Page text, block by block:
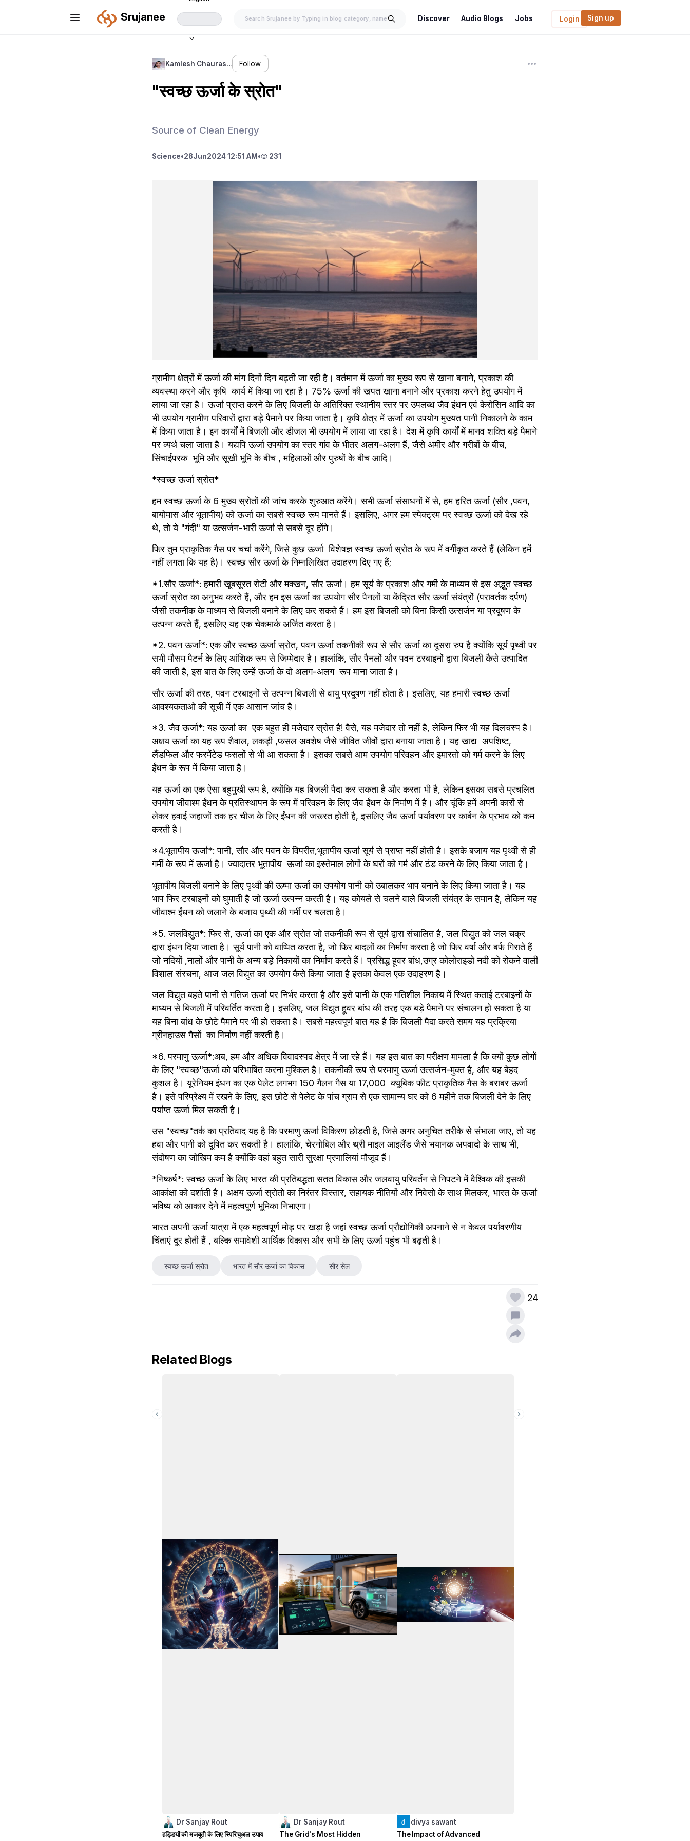
Srujanee Discover Audio Blogs Jobs Login Sign up
Kamlesh Chauras… Follow
"स्वच्छ ऊर्जा के स्रोत"
Source of Clean Energy
Science•28Jun2024 12:51 AM • 231
ग्रामीण क्षेत्रों में ऊर्जा की मांग दिनों दिन बढ़ती जा रही है। वर्तमान में ऊर्जा का मुख्य रूप से खाना बनाने, प्रकाश की
व्यवस्था करने और कृषि  कार्य में किया जा रहा है। 75% ऊर्जा की खपत खाना बनाने और प्रकाश करने हेतु उपयोग में
लाया जा रहा है। ऊर्जा प्राप्त करने के लिए बिजली के अतिरिक्त स्थानीय स्तर पर उपलब्ध जैव इंधन एवं केरोसिन आदि का
भी उपयोग ग्रामीण परिवारों द्वारा बड़े पैमाने पर किया जाता है। कृषि क्षेत्र में ऊर्जा का उपयोग मुख्यत पानी निकालने के काम
में किया जाता है। इन कार्यों में बिजली और डीजल भी उपयोग में लाया जा रहा है। देश में कृषि कार्यों में मानव शक्ति बड़े पैमाने
पर व्यर्थ चला जाता है। यद्यपि ऊर्जा उपयोग का स्तर गांव के भीतर अलग-अलग हैं, जैसे अमीर और गरीबों के बीच,
सिंचाईपरक  भूमि और सूखी भूमि के बीच , महिलाओं और पुरुषों के बीच आदि।
*स्वच्छ ऊर्जा स्रोत*
हम स्वच्छ ऊर्जा के 6 मुख्य स्रोतों की जांच करके शुरुआत करेंगे। सभी ऊर्जा संसाधनों में से, हम हरित ऊर्जा (सौर ,पवन,
बायोमास और भूतापीय) को ऊर्जा का सबसे स्वच्छ रूप मानते हैं। इसलिए, अगर हम स्पेक्ट्रम पर स्वच्छ ऊर्जा को देख रहे
थे, तो ये "गंदी" या उत्सर्जन-भारी ऊर्जा से सबसे दूर होंगे।
फिर तुम प्राकृतिक गैस पर चर्चा करेंगे, जिसे कुछ ऊर्जा  विशेषज्ञ स्वच्छ ऊर्जा स्रोत के रूप में वर्गीकृत करते हैं (लेकिन हमें
नहीं लगता कि यह है)। स्वच्छ सौर ऊर्जा के निम्नलिखित उदाहरण दिए गए हैं;
*1.सौर ऊर्जा*: हमारी खूबसूरत रोटी और मक्खन, सौर ऊर्जा। हम सूर्य के प्रकाश और गर्मी के माध्यम से इस अद्भुत स्वच्छ
ऊर्जा स्रोत का अनुभव करते हैं, और हम इस ऊर्जा का उपयोग सौर पैनलों या केंद्रित सौर ऊर्जा संयंत्रों (परावर्तक दर्पण)
जैसी तकनीक के माध्यम से बिजली बनाने के लिए कर सकते हैं। हम इस बिजली को बिना किसी उत्सर्जन या प्रदूषण के
उत्पन्न करते हैं, इसलिए यह एक चेकमार्क अर्जित करता है।
*2. पवन ऊर्जा*: एक और स्वच्छ ऊर्जा स्रोत, पवन ऊर्जा तकनीकी रूप से सौर ऊर्जा का दूसरा रुप है क्योंकि सूर्य पृथ्वी पर
सभी मौसम पैटर्न के लिए आंशिक रूप से जिम्मेदार है। हालांकि, सौर पैनलों और पवन टरबाइनों द्वारा बिजली कैसे उत्पादित
की जाती है, इस बात के लिए उन्हें ऊर्जा के दो अलग-अलग  रूप माना जाता है।
सौर ऊर्जा की तरह, पवन टरबाइनों से उत्पन्न बिजली से वायु प्रदूषण नहीं होता है। इसलिए, यह हमारी स्वच्छ ऊर्जा
आवश्यकताओ की सूची में एक आसान जांच है।
*3. जैव ऊर्जा*: यह ऊर्जा का  एक बहुत ही मजेदार स्रोत है! वैसे, यह मजेदार तो नहीं है, लेकिन फिर भी यह दिलचस्प है।
अक्षय ऊर्जा का यह रूप शैवाल, लकड़ी ,फसल अवशेष जैसे जीवित जीवों द्वारा बनाया जाता है। यह खाद्य  अपशिष्ट,
लैंडफिल और फरमेंटेड फसलों से भी आ सकता है। इसका सबसे आम उपयोग परिवहन और इमारतो को गर्म करने के लिए
ईंधन के रूप में किया जाता है।
यह ऊर्जा का एक ऐसा बहुमुखी रूप है, क्योंकि यह बिजली पैदा कर सकता है और करता भी है, लेकिन इसका सबसे प्रचलित
उपयोग जीवाश्म ईंधन के प्रतिस्थापन के रूप में परिवहन के लिए जैव ईंधन के निर्माण में है। और चूंकि हमें अपनी कारों से
लेकर हवाई जहाजों तक हर चीज के लिए ईंधन की जरूरत होती है, इसलिए जैव ऊर्जा पर्यावरण पर कार्बन के प्रभाव को कम
करती है।
*4.भूतापीय ऊर्जा*: पानी, सौर और पवन के विपरीत,भूतापीय ऊर्जा सूर्य से प्राप्त नहीं होती है। इसके बजाय यह पृथ्वी से ही
गर्मी के रूप में ऊर्जा है। ज्यादातर भूतापीय  ऊर्जा का इस्तेमाल लोगों के घरों को गर्म और ठंड करने के लिए किया जाता है।
भूतापीय बिजली बनाने के लिए पृथ्वी की ऊष्मा ऊर्जा का उपयोग पानी को उबालकर भाप बनाने के लिए किया जाता है। यह
भाप फिर टरबाइनों को घुमाती है जो ऊर्जा उत्पन्न करती है। यह कोयले से चलने वाले बिजली संयंत्र के समान है, लेकिन यह
जीवाश्म ईंधन को जलाने के बजाय पृथ्वी की गर्मी पर चलता है।
*5. जलविद्युत*: फिर से, ऊर्जा का एक और स्रोत जो तकनीकी रूप से सूर्य द्वारा संचालित है, जल विद्युत को जल चक्र
द्वारा इंधन दिया जाता है। सूर्य पानी को वाष्पित करता है, जो फिर बादलों का निर्माण करता है जो फिर वर्षा और बर्फ गिराते हैं
जो नदियों ,नालों और पानी के अन्य बड़े निकायों का निर्माण करते हैं। प्रसिद्ध हूवर बांध,उग्र कोलोराइडो नदी को रोकने वाली
विशाल संरचना, आज जल विद्युत का उपयोग कैसे किया जाता है इसका केवल एक उदाहरण है।
जल विद्युत बहते पानी से गतिज ऊर्जा पर निर्भर करता है और इसे पानी के एक गतिशील निकाय में स्थित कताई टरबाइनों के
माध्यम से बिजली में परिवर्तित करता है। इसलिए, जल विद्युत हूवर बांध की तरह एक बड़े पैमाने पर संचालन हो सकता है या
यह बिना बांध के छोटे पैमाने पर भी हो सकता है। सबसे महत्वपूर्ण बात यह है कि बिजली पैदा करते समय यह प्रक्रिया
ग्रीनहाउस गैसों  का निर्माण नहीं करती है।
*6. परमाणु ऊर्जा*:अब, हम और अधिक विवादस्पद क्षेत्र में जा रहे हैं। यह इस बात का परीक्षण मामला है कि क्यों कुछ लोगों
के लिए "स्वच्छ"ऊर्जा को परिभाषित करना मुश्किल है। तकनीकी रूप से परमाणु ऊर्जा उत्सर्जन-मुक्त है, और यह बेहद
कुशल है। यूरेनियम इंधन का एक पेलेट लगभग 150 गैलन गैस या 17,000  क्यूबिक फीट प्राकृतिक गैस के बराबर ऊर्जा
है। इसे परिप्रेक्ष्य में रखने के लिए, इस छोटे से पेलेट के पांच ग्राम से एक सामान्य घर को 6 महीने तक बिजली देने के लिए
पर्याप्त ऊर्जा मिल सकती है।
उस "स्वच्छ"तर्क का प्रतिवाद यह है कि परमाणु ऊर्जा विकिरण छोड़ती है, जिसे अगर अनुचित तरीके से संभाला जाए, तो यह
हवा और पानी को दूषित कर सकती है। हालांकि, चेरनोबिल और थ्री माइल आइलैंड जैसे भयानक अपवादो के साथ भी,
संदोषण का जोखिम कम है क्योंकि वहां बहुत सारी सुरक्षा प्रणालियां मौजूद हैं।
*निष्कर्ष*: स्वच्छ ऊर्जा के लिए भारत की प्रतिबद्धता सतत विकास और जलवायु परिवर्तन से निपटने में वैश्विक की इसकी
आकांक्षा को दर्शाती है। अक्षय ऊर्जा स्रोतो का निरंतर विस्तार, सहायक नीतियों और निवेसो के साथ मिलकर, भारत के ऊर्जा
भविष्य को आकार देने में महत्वपूर्ण भूमिका निभाएगा।
भारत अपनी ऊर्जा यात्रा में एक महत्वपूर्ण मोड़ पर खड़ा है जहां स्वच्छ ऊर्जा प्रौद्योगिकी अपनाने से न केवल पर्यावरणीय
चिंताएं दूर होती हैं , बल्कि समावेशी आर्थिक विकास और सभी के लिए ऊर्जा पहुंच भी बढ़ती है।
स्वच्छ ऊर्जा स्रोत भारत में सौर ऊर्जा का विकास सौर सेल
24
Related Blogs
Dr Sanjay Rout
हड्डियों की मजबूती के लिए स्पिरिचुअल उपाय
Dr Sanjay Rout
The Grid's Most Hidden
divya sawant
The Impact of Advanced